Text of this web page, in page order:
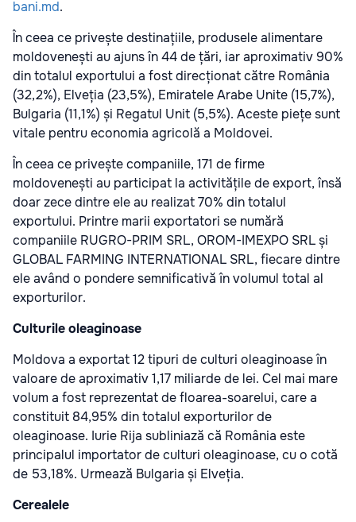
bani.md.
În ceea ce privește destinațiile, produsele alimentare
moldovenești au ajuns în 44 de țări, iar aproximativ 90%
din totalul exportului a fost direcționat către România
(32,2%), Elveția (23,5%), Emiratele Arabe Unite (15,7%),
Bulgaria (11,1%) și Regatul Unit (5,5%). Aceste piețe sunt
vitale pentru economia agricolă a Moldovei.
În ceea ce privește companiile, 171 de firme
moldovenești au participat la activitățile de export, însă
doar zece dintre ele au realizat 70% din totalul
exportului. Printre marii exportatori se numără
companiile RUGRO-PRIM SRL, OROM-IMEXPO SRL și
GLOBAL FARMING INTERNATIONAL SRL, fiecare dintre
ele având o pondere semnificativă în volumul total al
exporturilor.
Culturile oleaginoase
Moldova a exportat 12 tipuri de culturi oleaginoase în
valoare de aproximativ 1,17 miliarde de lei. Cel mai mare
volum a fost reprezentat de floarea-soarelui, care a
constituit 84,95% din totalul exporturilor de
oleaginoase. Iurie Rija subliniază că România este
principalul importator de culturi oleaginoase, cu o cotă
de 53,18%. Urmează Bulgaria și Elveția.
Cerealele